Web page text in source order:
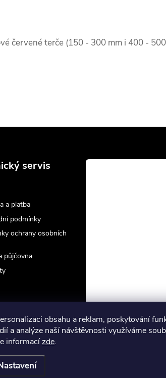
obsahu a reklam, poskytování
a analýze naší návštěvnosti využíváme
informacízde.
červené terče (150 - 300 mm i 400 -
servis
a platba
podmínky
ochrany osobních
půjčovna
cookies